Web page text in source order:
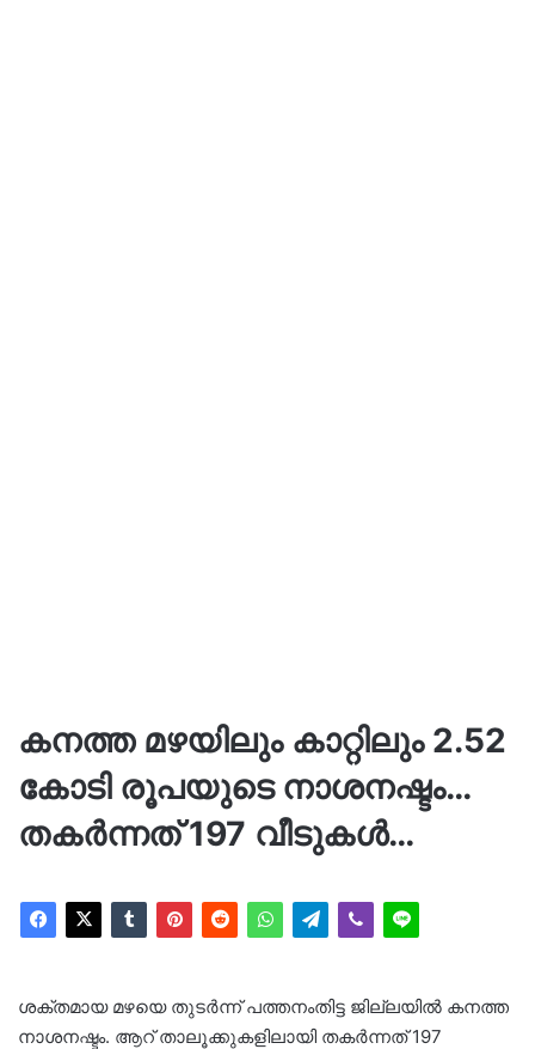
കനത്ത മഴയിലും കാറ്റിലും 2.52
കോടി രൂപയുടെ നാശനഷ്ടം…
തകർന്നത് 197 വീടുകൾ…
ശക്തമായ മഴയെ തുടർന്ന് പത്തനംതിട്ട ജില്ലയിൽ കനത്ത
നാശനഷ്ടം. ആറ് താലൂക്കുകളിലായി തകർന്നത് 197